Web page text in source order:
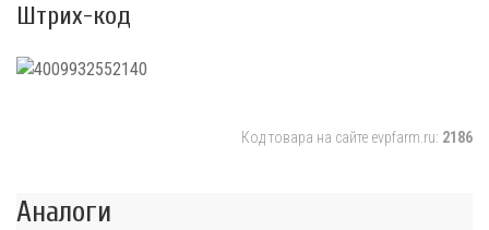
Штрих-код
Код товара на сайте evpfarm.ru: 2186
Аналоги